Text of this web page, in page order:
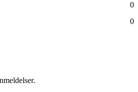
0
0